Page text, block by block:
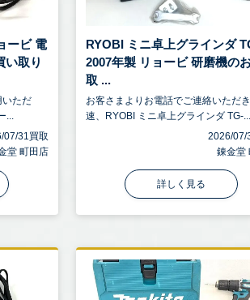
ービ 電
い取り
いただ
...
07/31買取
堂 町田店
RYOBI ミニ卓上グラインダ
2007年製 リョービ 研磨機の
取 ...
お客さまよりお電話でご連絡いただ
速、RYOBI ミニ卓上グラインダ TG-...
2026/07/
錬金堂
詳しく見る